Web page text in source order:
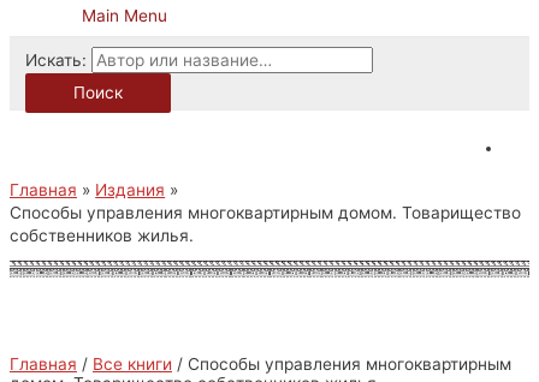
Main Menu
Искать:
Поиск
Главная
Издания
Способы управления многоквартирным домом. Товарищество
собственников жилья.
Главная / Все книги / Способы управления многоквартирным